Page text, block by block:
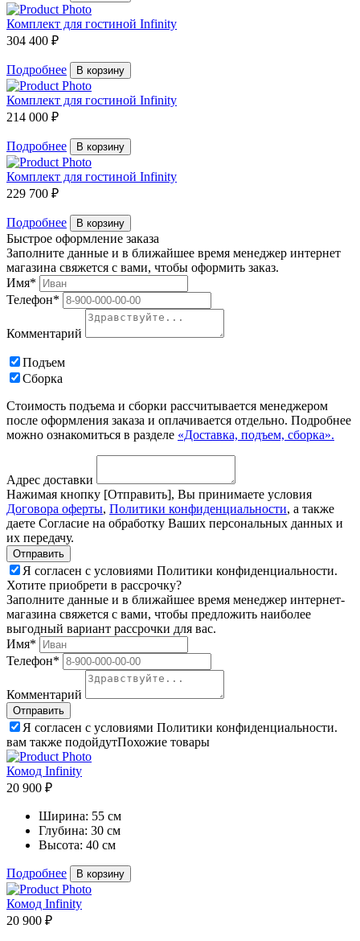
Комплект для гостиной Infinity
304 400 ₽
Подробнее В корзину
Комплект для гостиной Infinity
214 000 ₽
Подробнее В корзину
Комплект для гостиной Infinity
229 700 ₽
Подробнее В корзину
Быстрое оформление заказа
Заполните данные и в ближайшее время менеджер интернет
магазина свяжется с вами, чтобы оформить заказ.
Имя*
Телефон*
Комментарий
Подъем
Сборка
Стоимость подъема и сборки рассчитывается менеджером
после оформления заказа и оплачивается отдельно. Подробнее
можно ознакомиться в разделе «Доставка, подъем, сборка».
Адрес доставки
Нажимая кнопку [Отправить], Вы принимаете условия
Договора оферты, Политики конфиденциальности, а также
даете Согласие на обработку Ваших персональных данных и
их передачу.
Я согласен с условиями Политики конфиденциальности.
Хотите приобрети в рассрочку?
Заполните данные и в ближайшее время менеджер интернет-
магазина свяжется с вами, чтобы предложить наиболее
выгодный вариант рассрочки для вас.
Имя*
Телефон*
Комментарий
Я согласен с условиями Политики конфиденциальности.
вам также подойдутПохожие товары
Комод Infinity
20 900 ₽
Ширина: 55 см
Глубина: 30 см
Высота: 40 см
Подробнее В корзину
Комод Infinity
20 900 ₽